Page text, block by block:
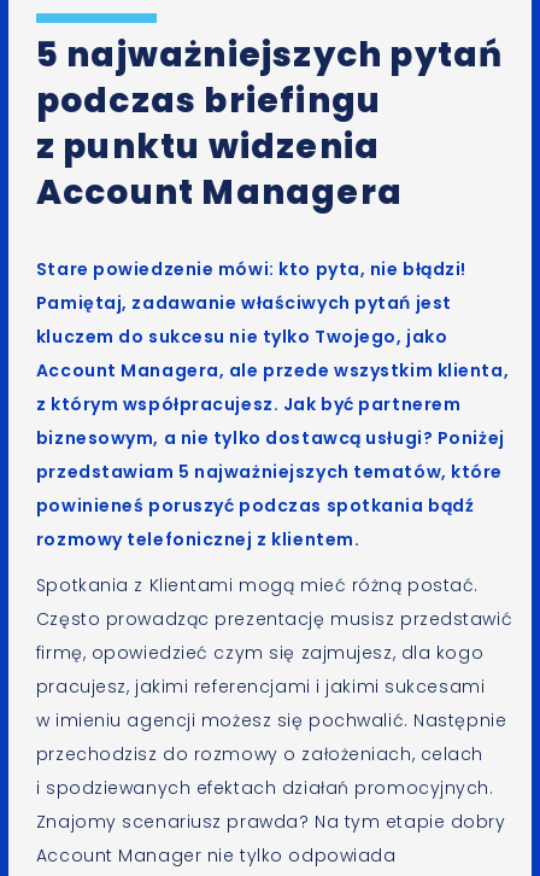
5 najważniejszych pytań
podczas briefingu
z punktu widzenia
Account Managera
Stare powiedzenie mówi: kto pyta, nie błądzi!
Pamiętaj, zadawanie właściwych pytań jest
kluczem do sukcesu nie tylko Twojego, jako
Account Managera, ale przede wszystkim klienta,
z którym współpracujesz. Jak być partnerem
biznesowym, a nie tylko dostawcą usługi? Poniżej
przedstawiam 5 najważniejszych tematów, które
powinieneś poruszyć podczas spotkania bądź
rozmowy telefonicznej z klientem.
Spotkania z Klientami mogą mieć różną postać.
Często prowadząc prezentację musisz przedstawić
firmę, opowiedzieć czym się zajmujesz, dla kogo
pracujesz, jakimi referencjami i jakimi sukcesami
w imieniu agencji możesz się pochwalić. Następnie
przechodzisz do rozmowy o założeniach, celach
i spodziewanych efektach działań promocyjnych.
Znajomy scenariusz prawda? Na tym etapie dobry
Account Manager nie tylko odpowiada